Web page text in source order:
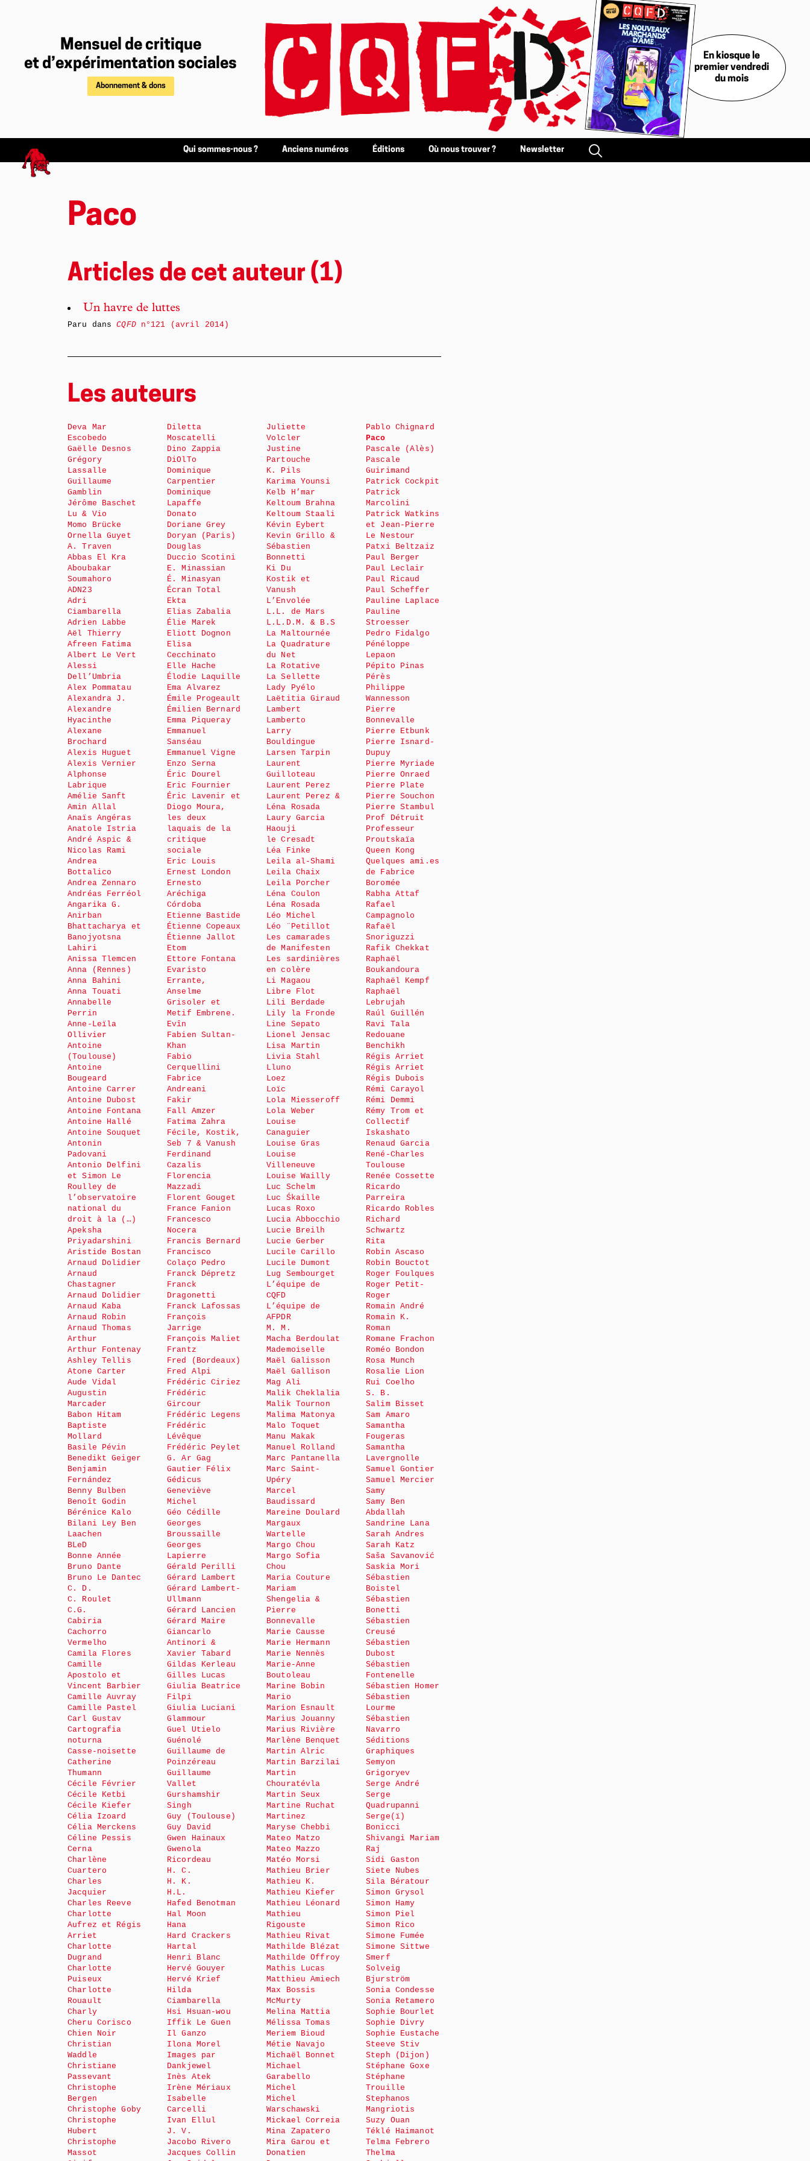
Mensuel de critique
et d’expérimentation sociales
Abonnement & dons
En kiosque le
premier vendredi
du mois
Qui sommes-nous ? Anciens numéros Éditions Où nous trouver ? Newsletter
Paco
Articles de cet auteur (1)
Un havre de luttes
Paru dansCQFDn°121 (avril 2014)
Les auteurs
Deva Mar
Escobedo
Gaëlle Desnos
Grégory
Lassalle
Guillaume
Gamblin
Jérôme Baschet
Lu & Vio
Momo Brücke
Ornella Guyet
A. Traven
Abbas El Kra
Aboubakar
Soumahoro
ADN23
Adri
Ciambarella
Adrien Labbe
Aël Thierry
Afreen Fatima
Albert Le Vert
Alessi
Dell’Umbria
Alex Pommatau
Alexandra J.
Alexandre
Hyacinthe
Alexane
Brochard
Alexis Huguet
Alexis Vernier
Alphonse
Labrique
Amélie Sanft
Amin Allal
Anaïs Angéras
Anatole Istria
André Aspic &
Nicolas Rami
Andrea
Bottalico
Andrea Zennaro
Andréas Ferréol
Angarika G.
Anirban
Bhattacharya et
Banojyotsna
Lahiri
Anissa Tlemcen
Anna (Rennes)
Anna Bahini
Anna Touati
Annabelle
Perrin
Anne-Leïla
Ollivier
Antoine
(Toulouse)
Antoine
Bougeard
Antoine Carrer
Antoine Dubost
Antoine Fontana
Antoine Hallé
Antoine Souquet
Antonin
Padovani
Antonio Delfini
et Simon Le
Roulley de
l’observatoire
national du
droit à la (…)
Apeksha
Priyadarshini
Aristide Bostan
Arnaud Dolidier
Arnaud
Chastagner
Arnaud Dolidier
Arnaud Kaba
Arnaud Robin
Arnaud Thomas
Arthur
Arthur Fontenay
Ashley Tellis
Atone Carter
Aude Vidal
Augustin
Marcader
Babon Hitam
Baptiste
Mollard
Basile Pévin
Benedikt Geiger
Benjamin
Fernández
Benny Bulben
Benoît Godin
Bérénice Kalo
Bilani Ley Ben
Laachen
BLeD
Bonne Année
Bruno Dante
Bruno Le Dantec
C. D.
C. Roulet
C.G.
Cabiria
Cachorro
Vermelho
Camila Flores
Camille
Apostolo et
Vincent Barbier
Camille Auvray
Camille Pastel
Carl Gustav
Cartografia
noturna
Casse-noisette
Catherine
Thumann
Cécile Février
Cécile Ketbi
Cécile Kiefer
Célia Izoard
Célia Merckens
Céline Pessis
Cerna
Charlène
Cuartero
Charles
Jacquier
Charles Reeve
Charlotte
Aufrez et Régis
Arriet
Charlotte
Dugrand
Charlotte
Puiseux
Charlotte
Rouault
Charly
Cheru Corisco
Chien Noir
Christian
Waddle
Christiane
Passevant
Christophe
Bergen
Christophe Goby
Christophe
Hubert
Christophe
Massot
Diletta
Moscatelli
Dino Zappia
DiOlTo
Dominique
Carpentier
Dominique
Lapaffe
Donato
Doriane Grey
Doryan (Paris)
Douglas
Duccio Scotini
E. Minassian
É. Minasyan
Écran Total
Ekta
Elias Zabalia
Élie Marek
Eliott Dognon
Elisa
Cecchinato
Elle Hache
Élodie Laquille
Ema Alvarez
Émile Progeault
Émilien Bernard
Emma Piqueray
Emmanuel
Sanséau
Emmanuel Vigne
Enzo Serna
Éric Dourel
Eric Fournier
Éric Lavenir et
Diogo Moura,
les deux
laquais de la
critique
sociale
Eric Louis
Ernest London
Ernesto
Aréchiga
Córdoba
Etienne Bastide
Étienne Copeaux
Étienne Jallot
Etom
Ettore Fontana
Evaristo
Errante,
Anselme
Grisoler et
Metif Embrene.
Evîn
Fabien Sultan-
Khan
Fabio
Cerquellini
Fabrice
Andreani
Fakir
Fall Amzer
Fatima Zahra
Fécile, Kostik,
Seb 7 & Vanush
Ferdinand
Cazalis
Florencia
Mazzadi
Florent Gouget
France Fanion
Francesco
Nocera
Francis Bernard
Francisco
Colaço Pedro
Franck Dépretz
Franck
Dragonetti
Franck Lafossas
François
Jarrige
François Maliet
Frantz
Fred (Bordeaux)
Fred Alpi
Frédéric Ciriez
Frédéric
Gircour
Frédéric Legens
Frédéric
Lévêque
Frédéric Peylet
G. Ar Gag
Gautier Félix
Gédicus
Geneviève
Michel
Géo Cédille
Georges
Broussaille
Georges
Lapierre
Gérald Perilli
Gérard Lambert
Gérard Lambert-
Ullmann
Gérard Lancien
Gérard Maire
Giancarlo
Antinori &
Xavier Tabard
Gildas Kerleau
Gilles Lucas
Giulia Beatrice
Filpi
Giulia Luciani
Glammour
Guel Utielo
Guénolé
Guillaume de
Poinzéreau
Guillaume
Vallet
Gurshamshir
Singh
Guy (Toulouse)
Guy David
Gwen Hainaux
Gwenola
Ricordeau
H. C.
H. K.
H.L.
Hafed Benotman
Hal Moon
Hana
Hard Crackers
Hartal
Henri Blanc
Hervé Gouyer
Hervé Krief
Hilda
Ciambarella
Hsi Hsuan-wou
Iffik Le Guen
Il Ganzo
Ilona Morel
Images par
Dankjewel
Inès Atek
Irène Mériaux
Isabelle
Carcelli
Ivan Ellul
J. V.
Jacobo Rivero
Jacques Collin
Juliette
Volcler
Justine
Partouche
K. Pils
Karima Younsi
Kelb H’mar
Keltoum Brahna
Keltoum Staali
Kévin Eybert
Kevin Grillo &
Sébastien
Bonnetti
Ki Du
Kostik et
Vanush
L’Envolée
L.L. de Mars
L.L.D.M. & B.S
La Maltournée
La Quadrature
du Net
La Rotative
La Sellette
Lady Pyélo
Laëtitia Giraud
Lambert
Lamberto
Larry
Bouldingue
Larsen Tarpin
Laurent
Guilloteau
Laurent Perez
Laurent Perez &
Léna Rosada
Laury Garcia
Haouji
le Cresadt
Léa Finke
Leila al-Shami
Leila Chaix
Leila Porcher
Léna Coulon
Léna Rosada
Léo Michel
Léo ¨Petillot
Les camarades
de Manifesten
Les sardinières
en colère
Li Magaou
Libre Flot
Lili Berdade
Lily la Fronde
Line Sepato
Lionel Jensac
Lisa Martin
Livia Stahl
Lluno
Loez
Loïc
Lola Miesseroff
Lola Weber
Louise
Canaguier
Louise Gras
Louise
Villeneuve
Louise Wailly
Luc Schelm
Luc Śkaille
Lucas Roxo
Lucia Abbocchio
Lucie Breilh
Lucie Gerber
Lucile Carillo
Lucile Dumont
Lug Sembourget
L’équipe de
CQFD
L’équipe de
AFPDR
M. M.
Macha Berdoulat
Mademoiselle
Maël Galisson
Maël Gallison
Mag Ali
Malik Cheklalia
Malik Tournon
Malima Matonya
Malo Toquet
Manu Makak
Manuel Rolland
Marc Pantanella
Marc Saint-
Upéry
Marcel
Baudissard
Mareine Doulard
Margaux
Wartelle
Margo Chou
Margo Sofia
Chou
Maria Couture
Mariam
Shengelia &
Pierre
Bonnevalle
Marie Causse
Marie Hermann
Marie Nennès
Marie-Anne
Boutoleau
Marine Bobin
Mario
Marion Esnault
Marius Jouanny
Marius Rivière
Marlène Benquet
Martin Alric
Martin Barzilai
Martin
Chouratévla
Martin Seux
Martine Ruchat
Martinez
Maryse Chebbi
Mateo Matzo
Mateo Mazzo
Matéo Morsi
Mathieu Brier
Mathieu K.
Mathieu Kiefer
Mathieu Léonard
Mathieu
Rigouste
Mathieu Rivat
Mathilde Blézat
Mathilde Offroy
Mathis Lucas
Matthieu Amiech
Max Bossis
McMurty
Melina Mattia
Mélissa Tomas
Meriem Bioud
Métie Navajo
Michaël Bonnet
Michael
Garabello
Michel
Michel
Warschawski
Mickael Correia
Mina Zapatero
Mira Garou et
Donatien
Pablo Chignard
Paco
Pascale (Alès)
Pascale
Guirimand
Patrick Cockpit
Patrick
Marcolini
Patrick Watkins
et Jean-Pierre
Le Nestour
Patxi Beltzaiz
Paul Berger
Paul Leclair
Paul Ricaud
Paul Scheffer
Pauline Laplace
Pauline
Stroesser
Pedro Fidalgo
Pénéloppe
Lepaon
Pépito Pinas
Pérès
Philippe
Wannesson
Pierre
Bonnevalle
Pierre Etbunk
Pierre Isnard-
Dupuy
Pierre Myriade
Pierre Onraed
Pierre Plate
Pierre Souchon
Pierre Stambul
Prof Détruit
Professeur
Proutskaïa
Queen Kong
Quelques ami.es
de Fabrice
Boromée
Rabha Attaf
Rafael
Campagnolo
Rafaël
Snoriguzzi
Rafik Chekkat
Raphaël
Boukandoura
Raphaël Kempf
Raphaël
Lebrujah
Raúl Guillén
Ravi Tala
Redouane
Benchikh
Régis Arriet
Régis Arriet
Régis Dubois
Rémi Carayol
Rémi Demmi
Rémy Trom et
Collectif
Iskashato
Renaud Garcia
René-Charles
Toulouse
Renée Cossette
Ricardo
Parreira
Ricardo Robles
Richard
Schwartz
Rita
Robin Ascaso
Robin Bouctot
Roger Foulques
Roger Petit-
Roger
Romain André
Romain K.
Roman
Romane Frachon
Roméo Bondon
Rosa Munch
Rosalie Lion
Rui Coelho
S. B.
Salim Bisset
Sam Amaro
Samantha
Fougeras
Samantha
Lavergnolle
Samuel Gontier
Samuel Mercier
Samy
Samy Ben
Abdallah
Sandrine Lana
Sarah Andres
Sarah Katz
Saša Savanović
Saskia Mori
Sébastien
Boistel
Sébastien
Bonetti
Sébastien
Creusé
Sébastien
Dubost
Sébastien
Fontenelle
Sébastien Homer
Sébastien
Lourme
Sébastien
Navarro
Séditions
Graphiques
Semyon
Grigoryev
Serge André
Serge
Quadrupanni
Serge(ï)
Bonicci
Shivangi Mariam
Raj
Sidi Gaston
Siete Nubes
Sila Bératour
Simon Grysol
Simon Hamy
Simon Piel
Simon Rico
Simone Fumée
Simone Sittwe
Smerf
Solveig
Bjurström
Sonia Condesse
Sonia Retamero
Sophie Bourlet
Sophie Divry
Sophie Eustache
Steeve Stiv
Steph (Dijon)
Stéphane Goxe
Stéphane
Trouille
Stephanos
Mangriotis
Suzy Ouan
Téklé Haimanot
Telma Febrero
Thelma